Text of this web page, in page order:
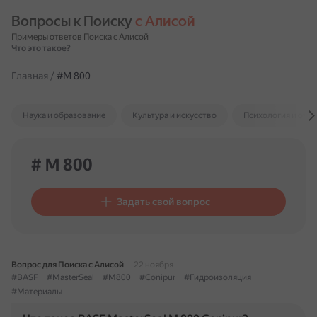
Вопросы к Поиску с Алисой
Примеры ответов Поиска с Алисой
Что это такое?
Главная / #M 800
Наука и образование Культура и искусство Психология и
# M 800
Задать свой вопрос
Вопрос для Поиска с Алисой
22 ноября
#BASF
#MasterSeal #M800 #Conipur
#Гидроизоляция
#Материалы